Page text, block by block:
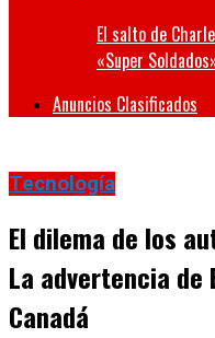
El salto de
«Super
Anuncios Clasificados
Tecnología
El dilema de los
La advertencia de
Canadá